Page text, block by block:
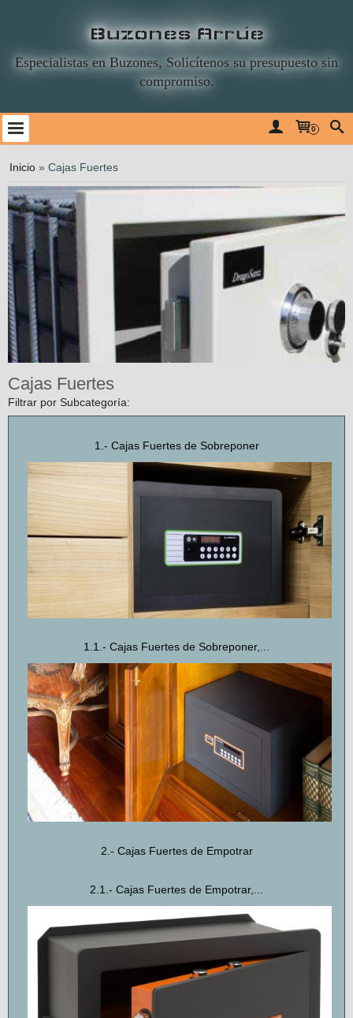
Buzones Arrúe
Especialistas en Buzones, Solicítenos su presupuesto sin
compromiso.
0
Inicio » Cajas Fuertes
Cajas Fuertes
Filtrar por Subcategoría:
1.- Cajas Fuertes de Sobreponer
1.1.- Cajas Fuertes de Sobreponer,...
2.- Cajas Fuertes de Empotrar
2.1.- Cajas Fuertes de Empotrar,...